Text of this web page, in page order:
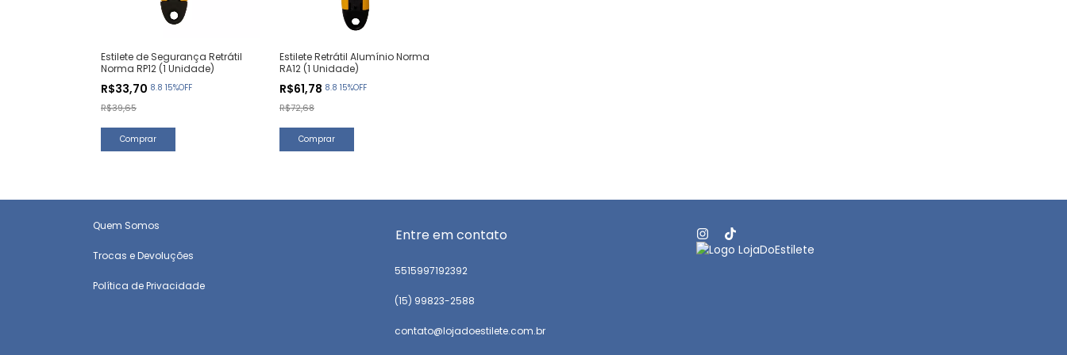
Estilete de Segurança Retrátil
Norma RP12 (1 Unidade)
R$33,70 8.8 15%OFF
R$39,65
Estilete Retrátil Alumínio Norma
RA12 (1 Unidade)
R$61,78 8.8 15%OFF
R$72,68
Quem Somos
Trocas e Devoluções
Política de Privacidade
Entre em contato
5515997192392
(15) 99823-2588
contato@lojadoestilete.com.br